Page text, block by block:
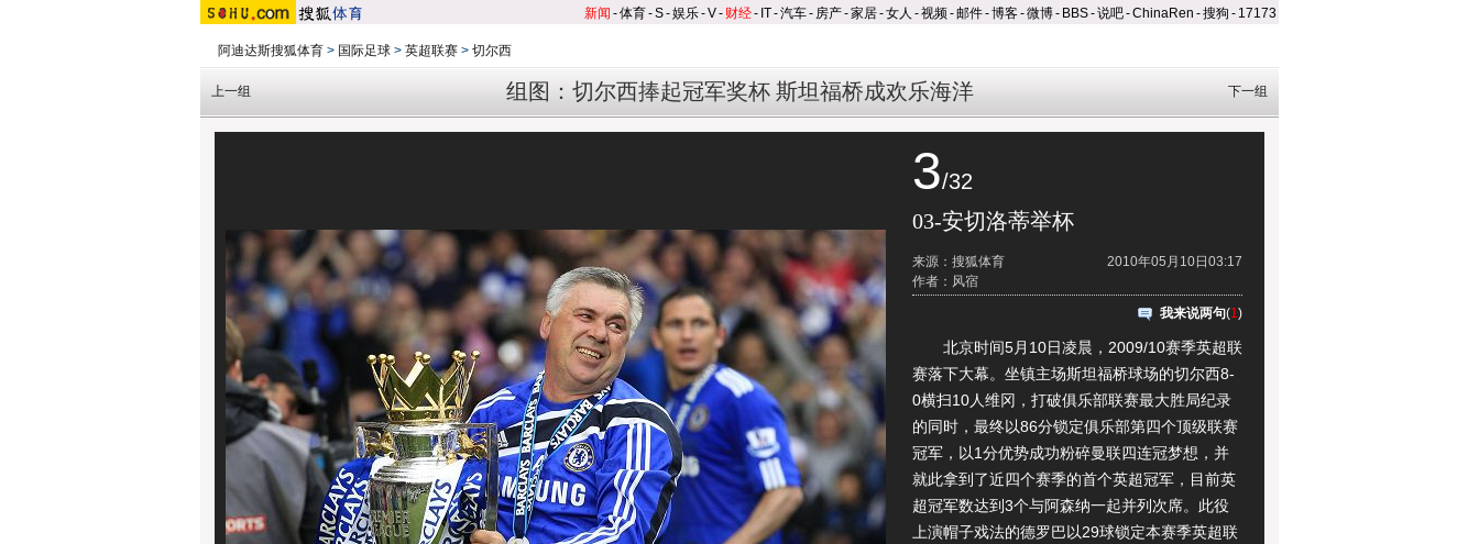
新闻 -体育-S-娱乐-V- 财经- IT-汽车- 房产-家居-女人 -视频-邮件-博客-微博- BBS-说吧-ChinaRen -搜狗 - 17173
阿迪达斯搜狐体育 > 国际足球 > 英超联赛 > 切尔西
组图：切尔西捧起冠军奖杯 斯坦福桥成欢乐海洋
上一组 下一组
3/32
03-安切洛蒂举杯
2010年05月10日03:17
来源：搜狐体育
作者：风宿
我来说两句(1)
北京时间5月10日凌晨，2009/10赛季英超联
赛落下大幕。坐镇主场斯坦福桥球场的切尔西8-
0横扫10人维冈，打破俱乐部联赛最大胜局纪录
的同时，最终以86分锁定俱乐部第四个顶级联赛
冠军，以1分优势成功粉碎曼联四连冠梦想，并
就此拿到了近四个赛季的首个英超冠军，目前英
超冠军数达到3个与阿森纳一起并列次席。此役
上演帽子戏法的德罗巴以29球锁定本赛季英超联